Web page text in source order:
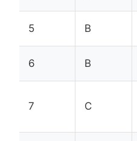
5 B
6 B
7 C